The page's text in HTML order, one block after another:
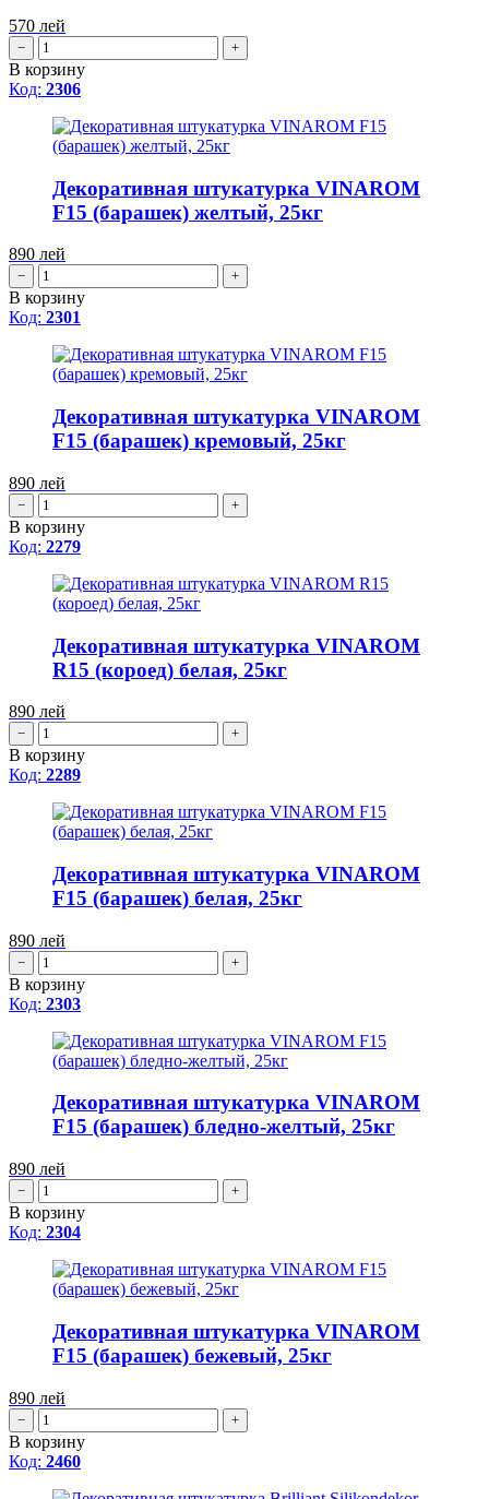
570 лей
− +
В корзину
Код: 2306
Декоративная штукатурка VINAROM
F15 (барашек) желтый, 25кг
890 лей
− +
В корзину
Код: 2301
Декоративная штукатурка VINAROM
F15 (барашек) кремовый, 25кг
890 лей
− +
В корзину
Код: 2279
Декоративная штукатурка VINAROM
R15 (короед) белая, 25кг
890 лей
− +
В корзину
Код: 2289
Декоративная штукатурка VINAROM
F15 (барашек) белая, 25кг
890 лей
− +
В корзину
Код: 2303
Декоративная штукатурка VINAROM
F15 (барашек) бледно-желтый, 25кг
890 лей
− +
В корзину
Код: 2304
Декоративная штукатурка VINAROM
F15 (барашек) бежевый, 25кг
890 лей
− +
В корзину
Код: 2460